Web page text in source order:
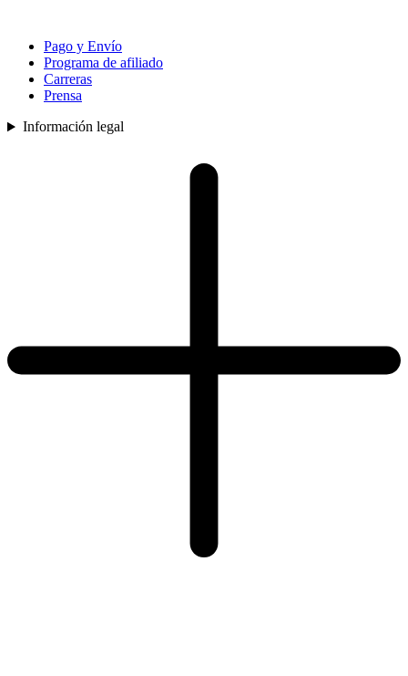
Pago y Envío
Programa de afiliado
Carreras
Prensa
Información legal